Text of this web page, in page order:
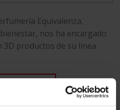
Equivalenza,
nos ha encargado
productos de su línea
LEYENDO→